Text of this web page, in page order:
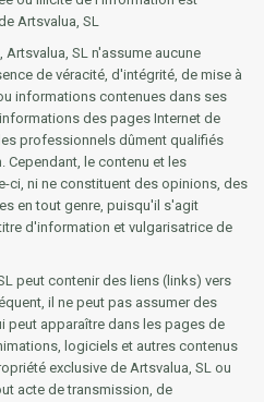
Artsvalua, SL
SL n'assume aucune
de véracité, d'intégrité, de mise à
informations contenues dans ses
des pages Internet de
professionnels dûment qualifiés
le contenu et les
ci, ni ne constituent des opinions, des
en tout genre, puisqu'il s'agit
d'information et vulgarisatrice de
peut contenir des liens (links) vers
il ne peut pas assumer des
peut apparaître dans les pages de
logiciels et autres contenus
exclusive de Artsvalua, SL ou
acte de transmission, de